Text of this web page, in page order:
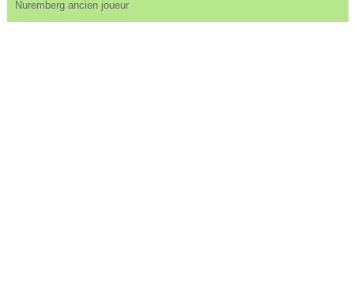
Nuremberg ancien joueur